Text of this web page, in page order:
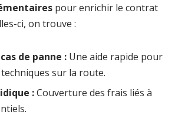
pour enrichir le contrat
ci, on trouve :
de panne : Une aide rapide pour
sur la route.
:Couverture des frais liés à